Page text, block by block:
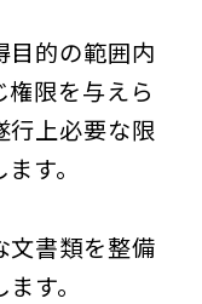
目的の範囲内
限を与えら
行上必要な限
す。
文書類を整備
す。